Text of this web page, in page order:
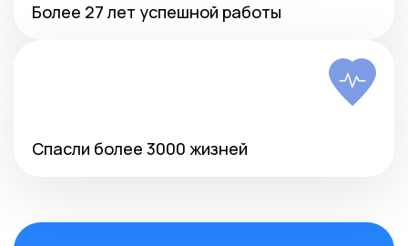
Более 27 лет успешной работы
Спасли более 3000 жизней